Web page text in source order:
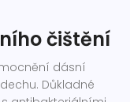
čištění
dásní
Důkladné